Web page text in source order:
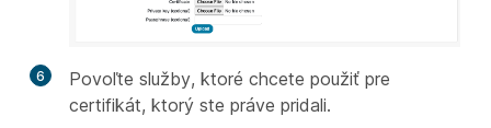
6
Povoľte služby, ktoré chcete použiť pre
certifikát, ktorý ste práve pridali.